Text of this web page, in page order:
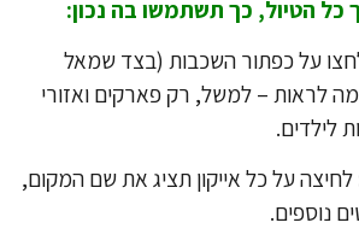
הטיול, כך תשתמשו בה נכון:
על כפתור השכבות (בצד שמאל
– למשל, רק פארקים ואזורי
על כל אייקון תציג את שם המקום,